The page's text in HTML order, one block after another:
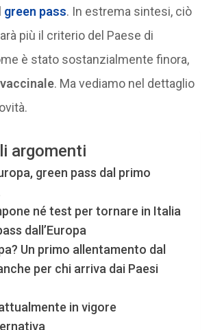
green pass. In estrema sintesi, ciò
più il criterio del Paese di
è stato sostanzialmente finora,
. Ma vediamo nel dettaglio
argomenti
green pass dal primo
né test per tornare in Italia
dall’Europa
Un primo allentamento dal
per chi arriva dai Paesi
in vigore